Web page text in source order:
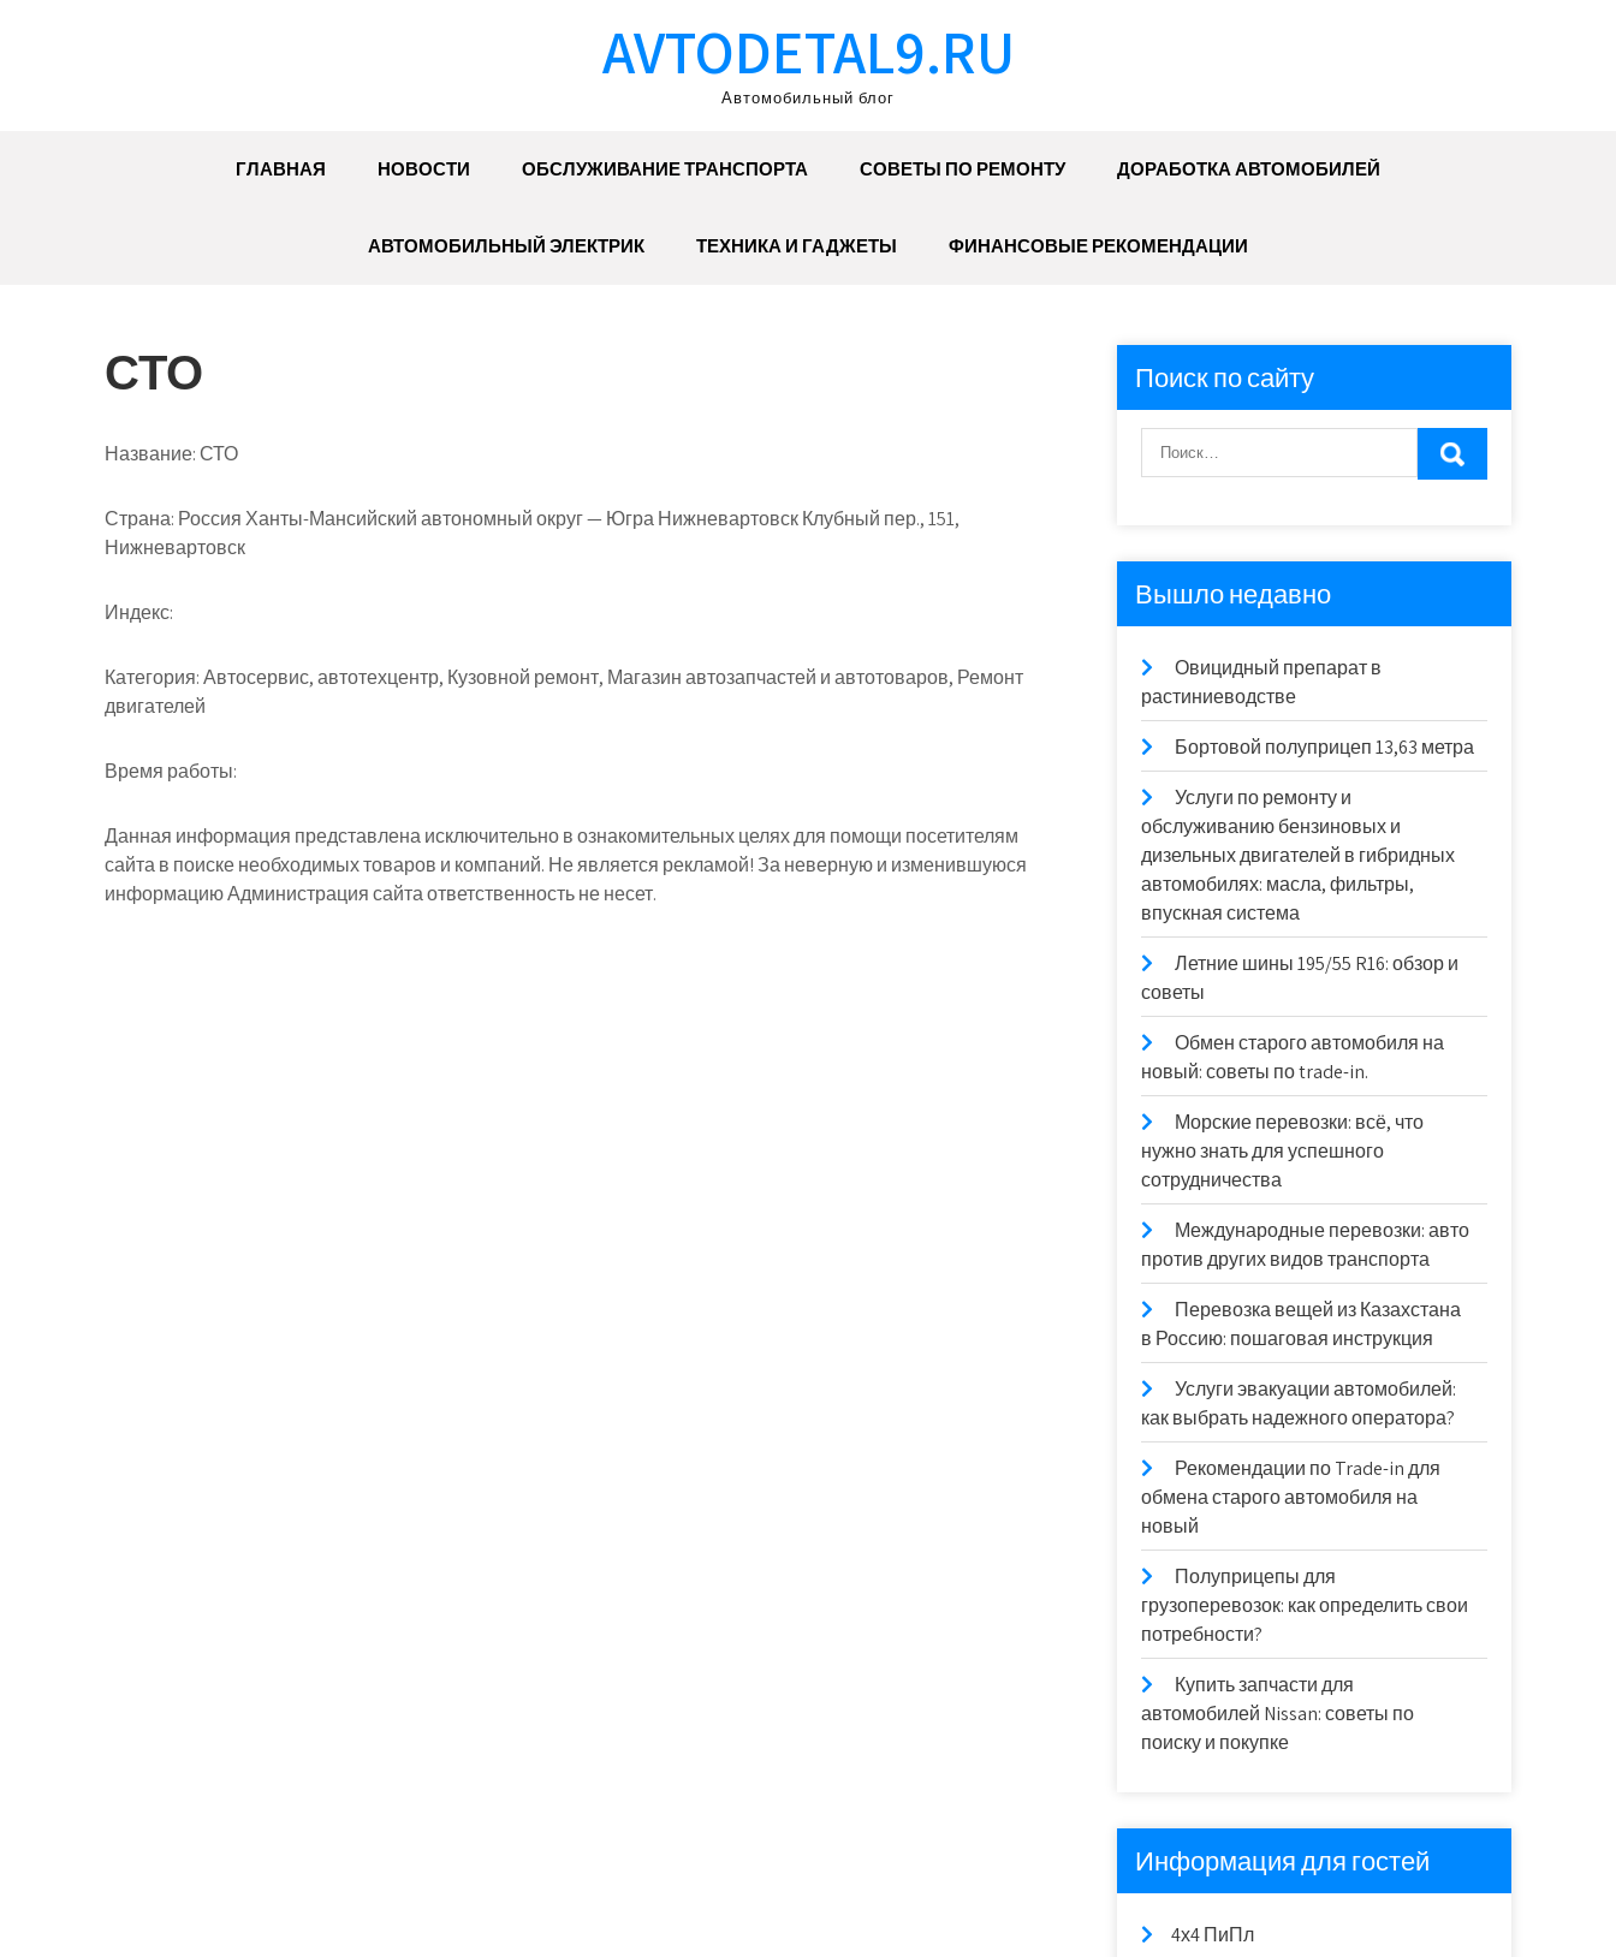
AVTODETAL9.RU
Автомобильный блог
ГЛАВНАЯ НОВОСТИ ОБСЛУЖИВАНИЕ ТРАНСПОРТА СОВЕТЫ ПО РЕМОНТУ ДОРАБОТКА АВТОМОБИЛЕЙ
АВТОМОБИЛЬНЫЙ ЭЛЕКТРИК ТЕХНИКА И ГАДЖЕТЫ ФИНАНСОВЫЕ РЕКОМЕНДАЦИИ
СТО
Название:СТО
Страна: Россия Ханты-Мансийский автономный округ — Югра Нижневартовск Клубный пер., 151,
Нижневартовск
Индекс:
Категория:Автосервис, автотехцентр, Кузовной ремонт, Магазин автозапчастей и автотоваров, Ремонт
двигателей
Время работы:
Данная информация представлена исключительно в ознакомительных целях для помощи посетителям
сайта в поиске необходимых товаров и компаний. Не является рекламой! За неверную и изменившуюся
информацию Администрация сайта ответственность не несет.
Поиск по сайту
Вышло недавно
Овицидный препарат в
растиниеводстве
Бортовой полуприцеп 13,63 метра
Услуги по ремонту и
обслуживанию бензиновых и
дизельных двигателей в гибридных
автомобилях: масла, фильтры,
впускная система
Летние шины 195/55 R16: обзор и
советы
Обмен старого автомобиля на
новый: советы по trade-in.
Морские перевозки: всё, что
нужно знать для успешного
сотрудничества
Международные перевозки: авто
против других видов транспорта
Перевозка вещей из Казахстана
в Россию: пошаговая инструкция
Услуги эвакуации автомобилей:
как выбрать надежного оператора?
Рекомендации по Trade-in для
обмена старого автомобиля на
новый
Полуприцепы для
грузоперевозок: как определить свои
потребности?
Купить запчасти для
автомобилей Nissan: советы по
поиску и покупке
Информация для гостей
4х4 ПиПл